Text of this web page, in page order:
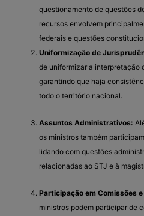
questionamento de questões
recursos envolvem
federais e questões
Uniformização de
de uniformizar a interpretação
garantindo que haja
todo o território nacional.
Assuntos Administrativos:
os ministros também
lidando com questões
relacionadas ao STJ e à
Participação em Comissões
ministros podem participar de